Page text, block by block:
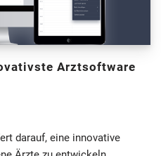
Arztsoftware
darauf, eine innovative